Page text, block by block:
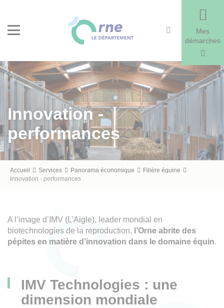
Menu
Mes
démarches
Innovation -
performances
Fil
d'Ariane
Accueil Services Panorama économique
Filière équine
Innovation - performances
A l’image d’IMV (L'Aigle), leader mondial en
biotechnologies de la reproduction, l’Orne abrite des
pépites en matière d’innovation dans le domaine équin.
IMV Technologies : une
dimension mondiale